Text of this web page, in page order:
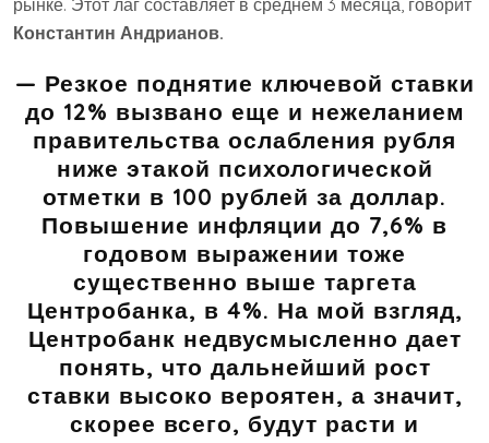
рынке. Этот лаг составляет в среднем 3 месяца, говорит
Константин Андрианов.
— Резкое поднятие ключевой ставки
до 12% вызвано еще и нежеланием
правительства ослабления рубля
ниже этакой психологической
отметки в 100 рублей за доллар.
Повышение инфляции до 7,6% в
годовом выражении тоже
существенно выше таргета
Центробанка, в 4%. На мой взгляд,
Центробанк недвусмысленно дает
понять, что дальнейший рост
ставки высоко вероятен, а значит,
скорее всего, будут расти и